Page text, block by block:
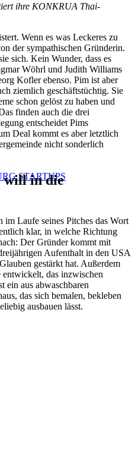
STARTUPS
ihre KONKRUA Thai-
Wenn es was Leckeres zu
der sympathischen Gründerin.
sich. Kein Wunder, dass es
Wöhrl und Judith Williams
Kofler ebenso. Pim ist aber
ziemlich geschäftstüchtig. Sie
schon gelöst zu haben und
finden auch die drei
entscheidet Pims
Deal kommt es aber letztlich
nicht sonderlich
will in die
Laufe seines Pitches das Wort
klar, in welche Richtung
Der Gründer kommt mit
Aufenthalt in den USA
gestärkt hat. Außerdem
entwickelt, das inzwischen
ein aus abwaschbaren
das sich bemalen, bekleben
ausbauen lässt.